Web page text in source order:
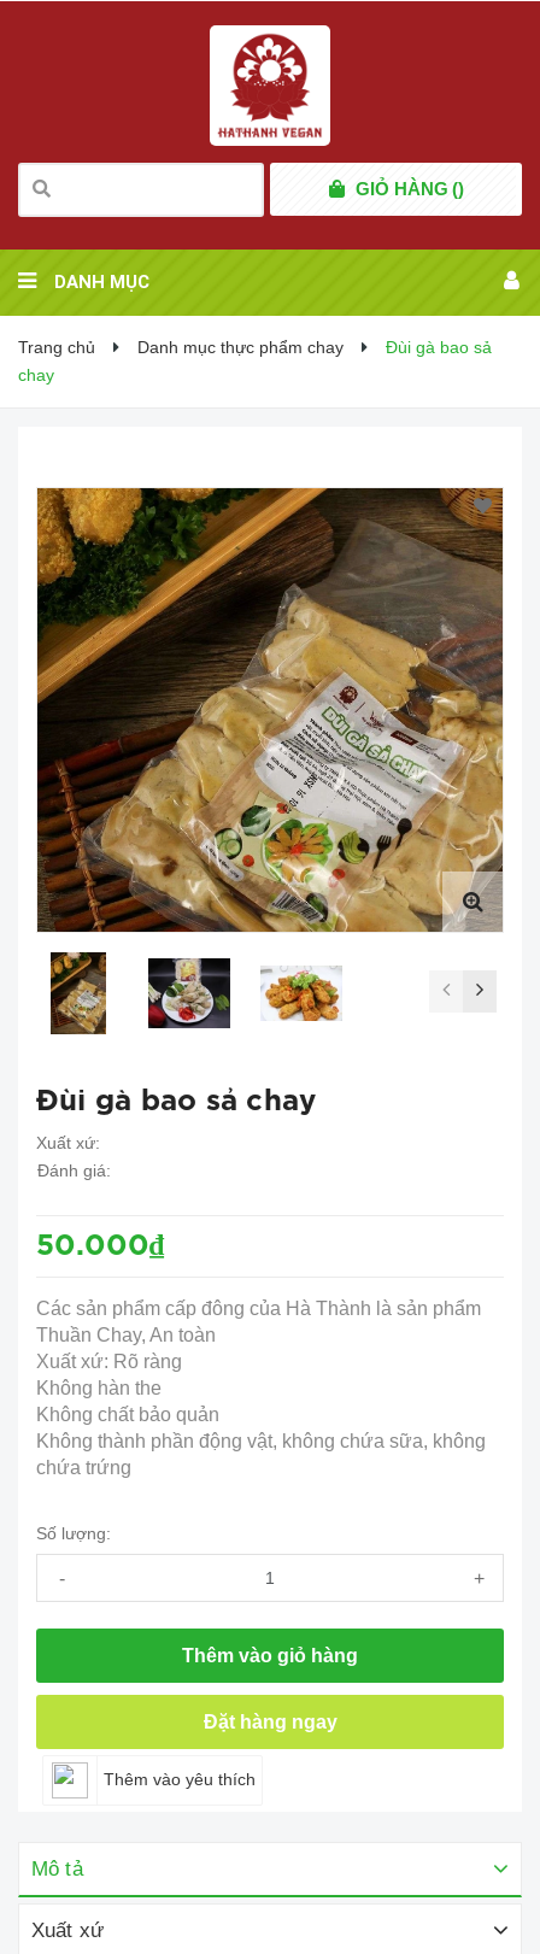
GIỎ HÀNG ()
DANH MỤC
Trang chủ Danh mục thực phẩm chay
Đùi gà bao sả
chay
Đùi gà bao sả chay
Xuất xứ:
Đánh giá:
50.000₫
Các sản phẩm cấp đông của Hà Thành là sản phẩm
Thuần Chay, An toàn
Xuất xứ: Rõ ràng
Không hàn the
Không chất bảo quản
Không thành phần động vật, không chứa sữa, không
chứa trứng
Số lượng:
- +
Thêm vào giỏ hàng
Đặt hàng ngay
Thêm vào yêu thích
Mô tả
Xuất xứ